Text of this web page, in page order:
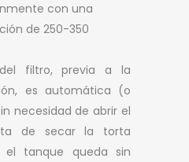
con una
de 250-350
filtro, previa a la
es automática (o
necesidad de abrir el
de secar la torta
tanque queda sin